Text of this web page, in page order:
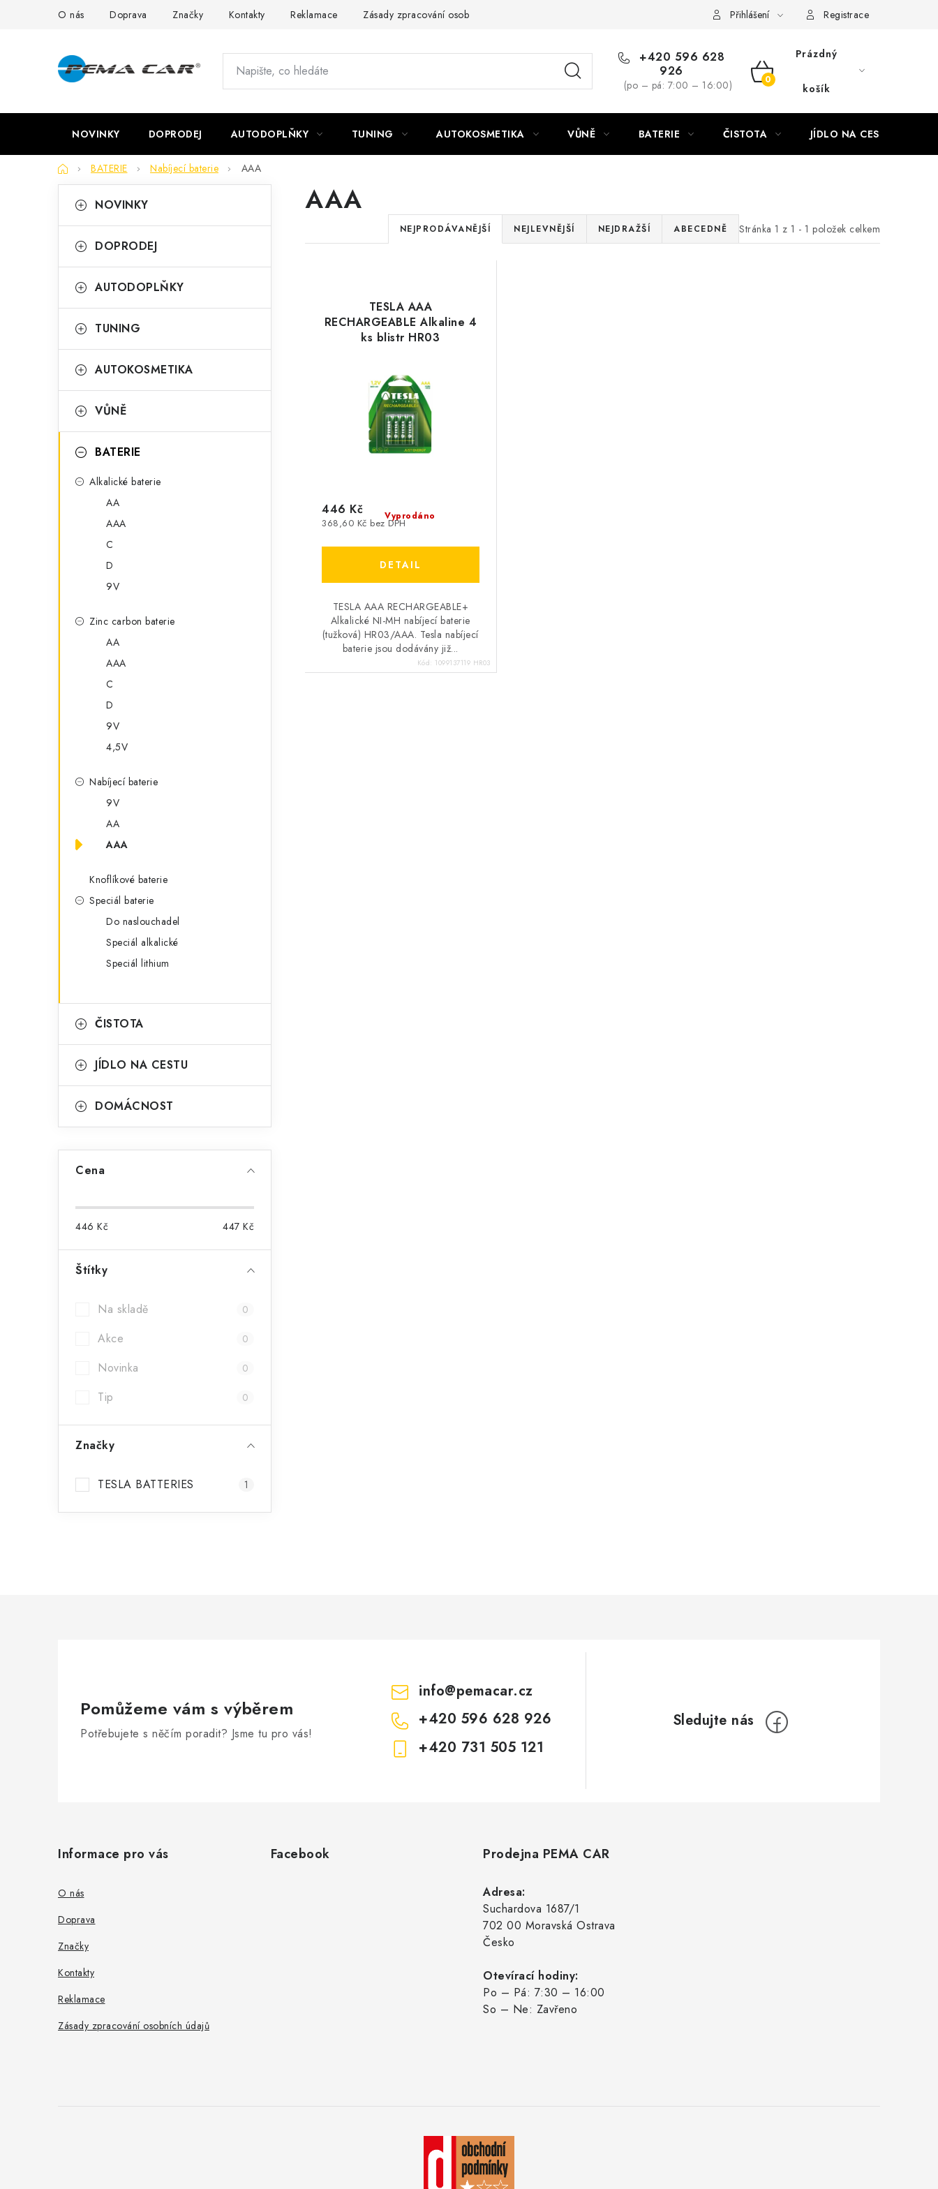
O nás Doprava Značky Kontakty Reklamace Zásady zpracování osobních údajů Přihlášení Registrace
+420 596 628
926
(po – pá: 7:00 – 16:00)
NÁKUPNÍ
Prázdný
košík
NOVINKY DOPRODEJ AUTODOPLŇKY TUNING AUTOKOSMETIKA VŮNĚ BATERIE ČISTOTA JÍDLO NA CESTU
DomůBATERIE Nabíjecí baterie AAA
o
t
r
n
n
p
kategorie
a
e
o
i
NOVINKY
DOPRODEJ
AUTODOPLŇKY
TUNING
AUTOKOSMETIKA
VŮNĚ
BATERIE
Alkalické baterie
AA
AAA
C
D
9V
Zinc carbon baterie
AA
AAA
C
D
9V
4,5V
Nabíjecí baterie
9V
AA
AAA
Knoflíkové baterie
Speciál baterie
Do naslouchadel
Speciál alkalické
Speciál lithium
ČISTOTA
JÍDLO NA CESTU
DOMÁCNOST
Cena
446 Kč 447 Kč
Štítky
Na skladě 0
Akce 0
Novinka 0
Tip 0
Značky
TESLA BATTERIES 1
AAA
Stránka 1 z 1 - 1 položek celkem
Ř
a
e
n
p
r
o
k
t
ů
NEJPRODÁVANĚJŠÍ NEJLEVNĚJŠÍ NEJDRAŽŠÍ ABECEDNĚ
TESLA AAA
RECHARGEABLE Alkaline 4
ks blistr HR03
Vyprodáno
368,60 Kč bez DPH
446 Kč
TESLA AAA RECHARGEABLE+
Alkalické NI-MH nabíjecí baterie
(tužková) HR03/AAA. Tesla nabíjecí
baterie jsou dodávány již...
Kód: 1099137119 HR03
Pomůžeme vám s výběrem
Potřebujete s něčím poradit? Jsme tu pro vás!
info@pemacar.cz
+420 596 628 926
+420 731 505 121
Informace pro vás
O nás
Doprava
Značky
Kontakty
Reklamace
Zásady zpracování osobních údajů
Facebook Prodejna PEMA CAR
Adresa:
Suchardova 1687/1
702 00 Moravská Ostrava
Česko
Otevírací hodiny:
Po – Pá: 7:30 – 16:00
So – Ne: Zavřeno